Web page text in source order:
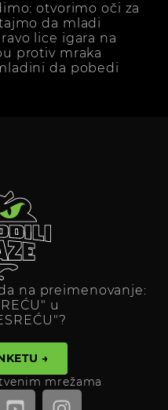
otvorimo oči za
da mladi
lice igara na
protiv mraka
da pobedi
na preimenovanje:
u
→
mrežama